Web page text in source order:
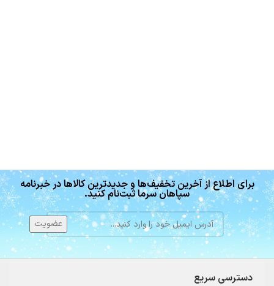
برای اطلاع از آخرین تخفیف‌ها و جدیدترین کالاها در خبرنامه
سپاهان سرما ثبت‌نام کنید.
دسترسی سریع